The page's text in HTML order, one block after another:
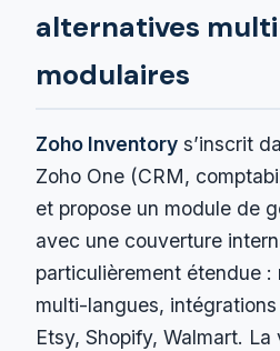
alternatives
modulaires
Zoho Inventory s’inscrit
Zoho One (CRM,
et propose un module de
avec une couverture
particulièrement étendue
multi-langues,
Etsy, Shopify, Walmart.